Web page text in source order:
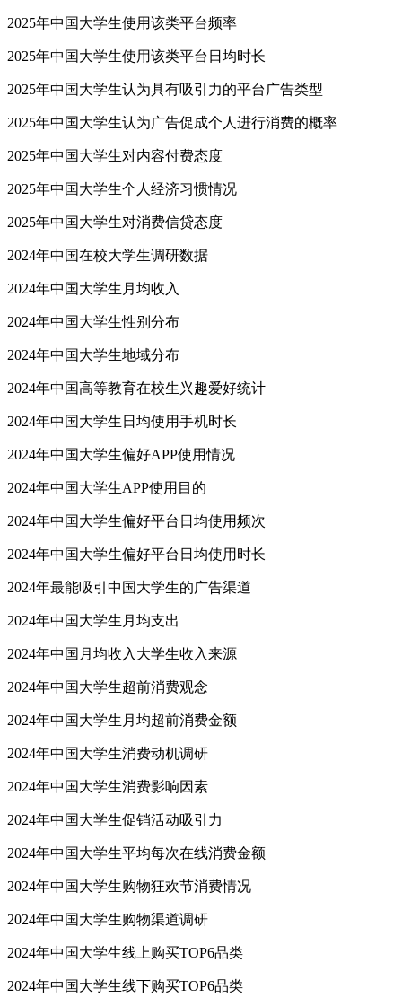
2025年中国大学生使用该类平台频率
2025年中国大学生使用该类平台日均时长
2025年中国大学生认为具有吸引力的平台广告类型
2025年中国大学生认为广告促成个人进行消费的概率
2025年中国大学生对内容付费态度
2025年中国大学生个人经济习惯情况
2025年中国大学生对消费信贷态度
2024年中国在校大学生调研数据
2024年中国大学生月均收入
2024年中国大学生性别分布
2024年中国大学生地域分布
2024年中国高等教育在校生兴趣爱好统计
2024年中国大学生日均使用手机时长
2024年中国大学生偏好APP使用情况
2024年中国大学生APP使用目的
2024年中国大学生偏好平台日均使用频次
2024年中国大学生偏好平台日均使用时长
2024年最能吸引中国大学生的广告渠道
2024年中国大学生月均支出
2024年中国月均收入大学生收入来源
2024年中国大学生超前消费观念
2024年中国大学生月均超前消费金额
2024年中国大学生消费动机调研
2024年中国大学生消费影响因素
2024年中国大学生促销活动吸引力
2024年中国大学生平均每次在线消费金额
2024年中国大学生购物狂欢节消费情况
2024年中国大学生购物渠道调研
2024年中国大学生线上购买TOP6品类
2024年中国大学生线下购买TOP6品类